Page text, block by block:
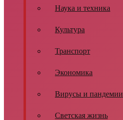
Наука и техника
Культура
Транспорт
Экономика
Вирусы и пандемии
Светская жизнь